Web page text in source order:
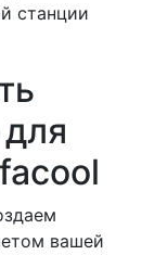
станции
вашей